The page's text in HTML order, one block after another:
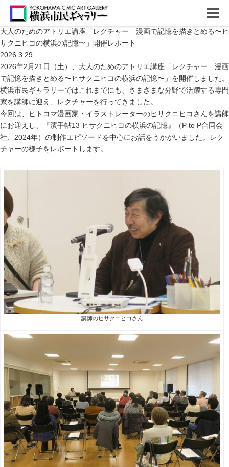
大人のためのアトリエ講座「レクチャー 漫画で記憶を描きとめる〜ヒ
サクニヒコの横浜の記憶〜」開催レポート
2026.3.29
2026年2 月 21 日（土）、大人のためのアトリエ講座「レクチャー 漫画
で記憶を描きとめる〜ヒサクニヒコの横浜の記憶〜」を開催しました。
横浜市民ギャラリーではこれまでにも、さまざまな分野で活躍する専門
家を講師に迎え、レクチャーを行ってきました。
今回は、ヒトコマ漫画家・イラストレーターのヒサクニヒコさんを講師
にお迎えし、『濱手帖13 ヒサクニヒコの横浜の記憶』（P to P合同会
社、 2024年）の制作エピソードを中心にお話をうかがいました。レク
チャーの様子をレポートします。
講師のヒサクニヒコさん